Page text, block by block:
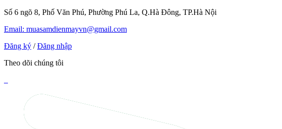
Số 6 ngõ 8, Phố Văn Phú, Phường Phú La, Q.Hà Đông, TP.Hà Nội
Email: muasamdienmayvn@gmail.com
Đăng ký / Đăng nhập
Theo dõi chúng tôi